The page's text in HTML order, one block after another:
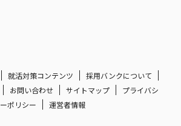
就活対策コンテンツ
採用バンクについて
お問い合わせ サイトマップ
プライバシ
ーポリシー
運営者情報